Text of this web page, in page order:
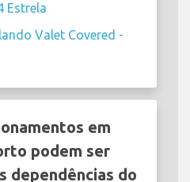
Estrela
Valet Covered -
em
podem ser
dependências do